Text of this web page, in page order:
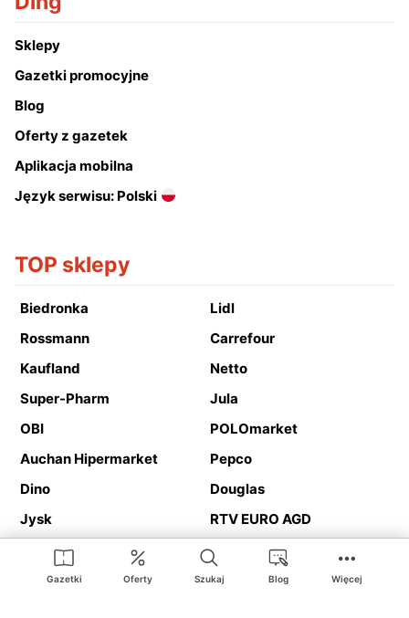
Gazetki Oferty Szukaj Blog Więcej
Sklepy
Gazetki promocyjne
Blog
Oferty z gazetek
Aplikacja mobilna
Język serwisu: Polski
TOP sklepy
Biedronka
Lidl
Rossmann
Carrefour
Kaufland
Netto
Super-Pharm
Jula
OBI
POLOmarket
Auchan Hipermarket
Pepco
Dino
Douglas
Jysk
RTV EURO AGD
Action
Media Expert
Deichmann
Media Markt